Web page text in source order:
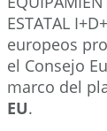
ESTATAL
europeos
el Consejo
marco del
EU.